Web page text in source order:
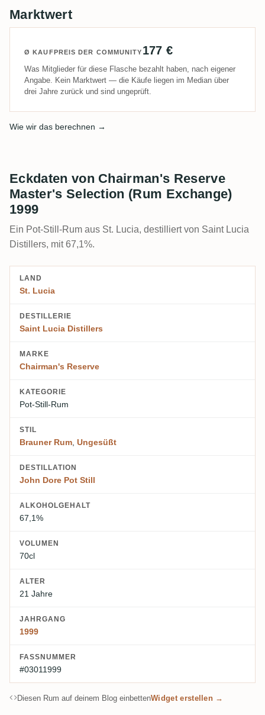
Marktwert
Ø KAUFPREIS DER COMMUNITY 177 €
Was Mitglieder für diese Flasche bezahlt haben, nach eigener
Angabe. Kein Marktwert — die Käufe liegen im Median über
drei Jahre zurück und sind ungeprüft.
Wie wir das berechnen →
Eckdaten von Chairman's Reserve
Master's Selection (Rum Exchange)
1999
Ein Pot-Still-Rum aus St. Lucia, destilliert von Saint Lucia
Distillers, mit 67,1%.
LAND
St. Lucia
DESTILLERIE
Saint Lucia Distillers
MARKE
Chairman's Reserve
KATEGORIE
Pot-Still-Rum
STIL
Brauner Rum, Ungesüßt
DESTILLATION
John Dore Pot Still
ALKOHOLGEHALT
67,1%
VOLUMEN
70cl
ALTER
21 Jahre
JAHRGANG
1999
FASSNUMMER
#03011999
Diesen Rum auf deinem Blog einbettenWidget erstellen →